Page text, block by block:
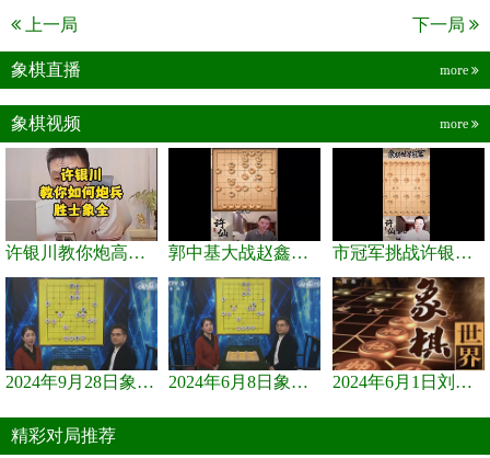
上一局 下一局
象棋直播 more
象棋视频 more
许银川教你炮高兵士象全如何赢士象全，简单四步即可 郭中基大战赵鑫鑫，许银川激情讲解 市冠军挑战许银川，急进中兵变化真激烈！
2024年9月28日象棋世界栏目，刘君、蒋川讲解了第九届杨官璘杯象棋... 2024年6月8日象棋世界，刘君、蒋川讲解了第九届杨官璘杯全国象棋... 2024年6月1日刘君、蒋川讲解第三届上海杯象棋大师赛谢靖与李少庚...
精彩对局推荐